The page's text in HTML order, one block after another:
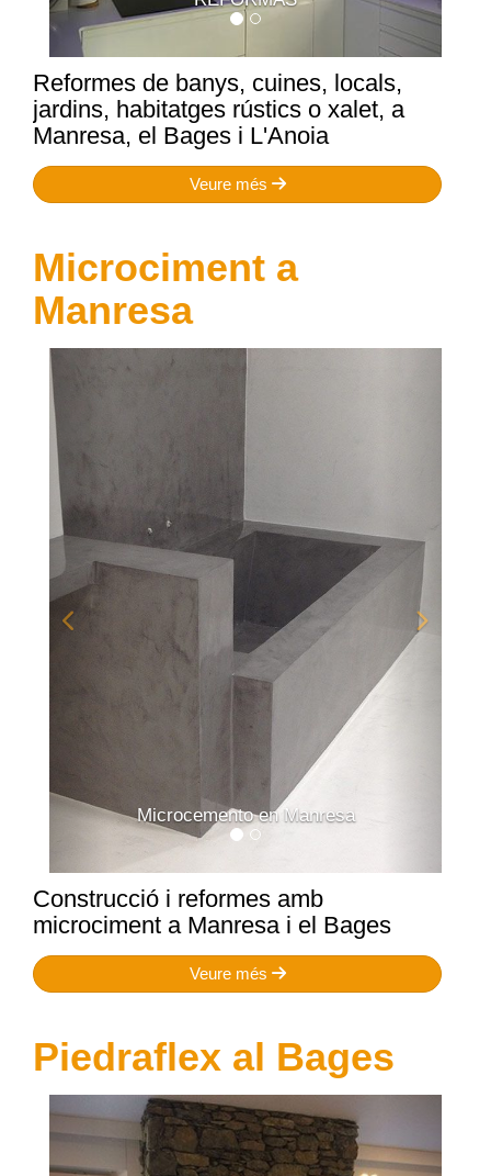
Reformes de banys, cuines, locals,
jardins, habitatges rústics o xalet, a
Manresa, el Bages i L'Anoia
Veure més
Microciment a
Manresa
Microcemento en Manresa
Anterior
Construcció i reformes amb
microciment a Manresa i el Bages
Veure més
Piedraflex al Bages
Anterior